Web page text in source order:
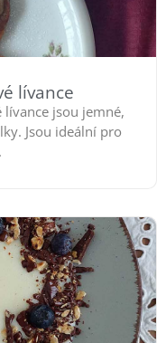
lívance
lívance jsou jemné,
Jsou ideální pro